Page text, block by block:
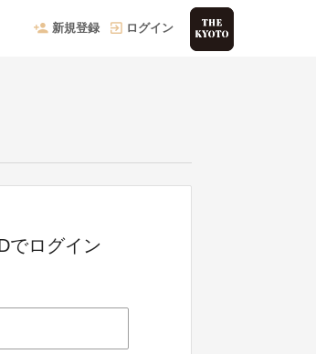
新規登録 ログイン
でログイン